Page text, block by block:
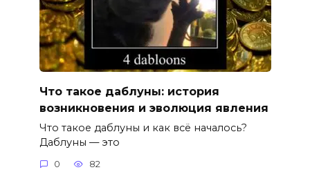
Что такое даблуны: история
возникновения и эволюция явления
Что такое даблуны и как всё началось?
Даблуны — это
0 82